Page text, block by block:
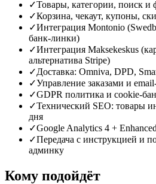
✓Товары, категории, поиск и
✓Корзина, чекаут, купоны,
✓Интеграция Montonio
банк-линки)
✓Интеграция Maksekeskus
альтернатива Stripe)
✓Доставка: Omniva, DPD,
✓Управление заказами и
✓GDPR политика и cookie-
✓Технический SEO: товары
дня
✓Google Analytics 4 +
✓Передача с инструкцией и
админку
Кому подойдёт